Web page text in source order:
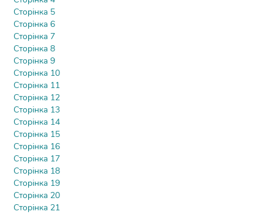
Сторінка 5
Сторінка 6
Сторінка 7
Сторінка 8
Сторінка 9
Сторінка 10
Сторінка 11
Сторінка 12
Сторінка 13
Сторінка 14
Сторінка 15
Сторінка 16
Сторінка 17
Сторінка 18
Сторінка 19
Сторінка 20
Сторінка 21